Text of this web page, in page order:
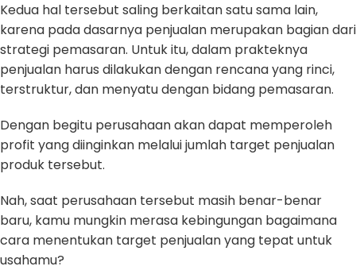
Kedua hal tersebut saling berkaitan satu sama lain,
karena pada dasarnya penjualan merupakan bagian dari
strategi pemasaran. Untuk itu, dalam prakteknya
penjualan harus dilakukan dengan rencana yang rinci,
terstruktur, dan menyatu dengan bidang pemasaran.
Dengan begitu perusahaan akan dapat memperoleh
profit yang diinginkan melalui jumlah target penjualan
produk tersebut.
Nah, saat perusahaan tersebut masih benar-benar
baru, kamu mungkin merasa kebingungan bagaimana
cara menentukan target penjualan yang tepat untuk
usahamu?